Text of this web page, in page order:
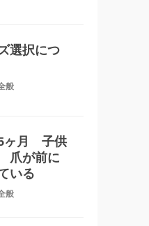
選択につ
般
ヶ月 子供
爪が前に
いる
般